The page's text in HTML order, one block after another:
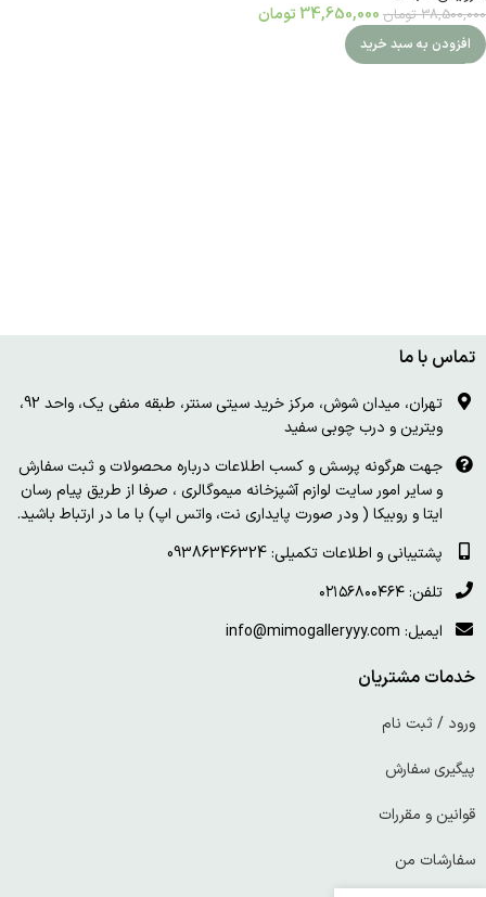
38,500,000 تومان 34,650,000 تومان
افزودن به سبد خرید
تماس با ما
تهران، میدان شوش، مرکز خرید سیتی سنتر، طبقه منفی یک، واحد 92،
ویترین و درب چوبی سفید
جهت هرگونه پرسش و کسب اطلاعات درباره محصولات و ثبت سفارش
و سایر امور سایت لوازم آشپزخانه میموگالری ، صرفا از طریق پیام رسان
ایتا و روبیکا ( ودر صورت پایداری نت، واتس اپ) با ما در ارتباط باشید.
پشتیبانی و اطلاعات تکمیلی: 09386346324
تلفن: ۰۲۱۵۶۸۰۰۴۶۴
ایمیل: info@mimogalleryyy.com
خدمات مشتریان
ورود / ثبت نام
پیگیری سفارش
قوانین و مقررات
سفارشات من